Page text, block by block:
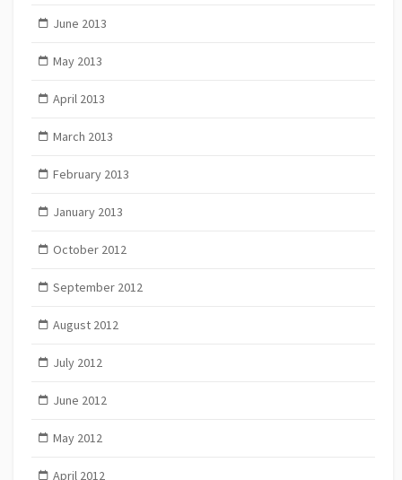
June 2013
May 2013
April 2013
March 2013
February 2013
January 2013
October 2012
September 2012
August 2012
July 2012
June 2012
May 2012
April 2012